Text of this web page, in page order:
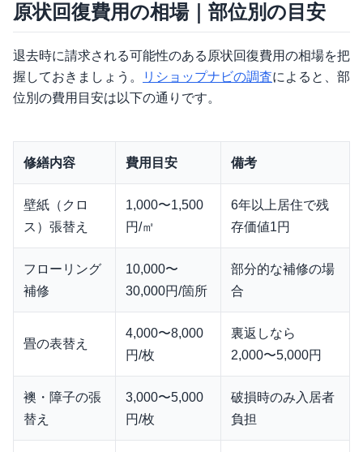
原状回復費用の相場｜部位別の目安
退去時に請求される可能性のある原状回復費用の相場を把
握しておきましょう。
リショップナビの調査によると、部
位別の費用目安は以下の通りです。
修繕内容 費用目安 備考
壁紙（クロ
ス）張替え
1,000〜1,500
円/㎡
6年以上居住で残
存価値1円
フローリング
補修
10,000〜
30,000円/箇所
部分的な補修の場
合
畳の表替え
4,000〜8,000
円/枚
裏返しなら
2,000〜5,000円
襖・障子の張
替え
3,000〜5,000
円/枚
破損時のみ入居者
負担